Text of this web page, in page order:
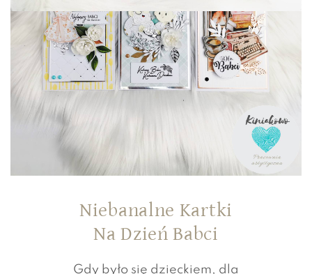
Niebanalne Kartki
Na Dzień Babci
Gdy było się dzieckiem, dla